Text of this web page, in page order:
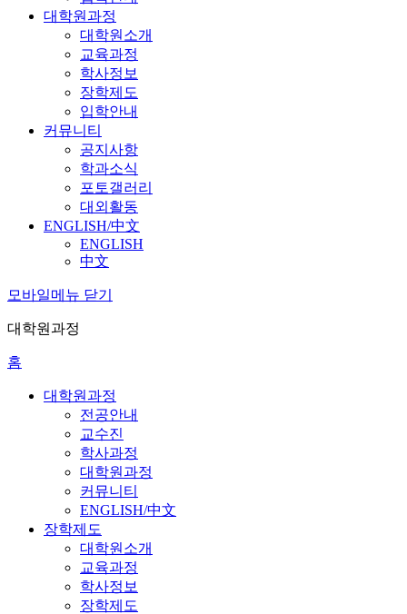
대학원과정
대학원소개
교육과정
학사정보
장학제도
입학안내
커뮤니티
공지사항
학과소식
포토갤러리
대외활동
ENGLISH/中文
ENGLISH
中文
모바일메뉴 닫기
대학원과정
홈
대학원과정
전공안내
교수진
학사과정
대학원과정
커뮤니티
ENGLISH/中文
장학제도
대학원소개
교육과정
학사정보
장학제도